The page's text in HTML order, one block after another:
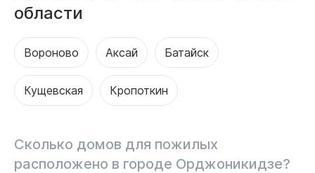
области
Вороново Аксай Батайск
Кущевская Кропоткин
Сколько домов для пожилых
расположено в городе Орджоникидзе?